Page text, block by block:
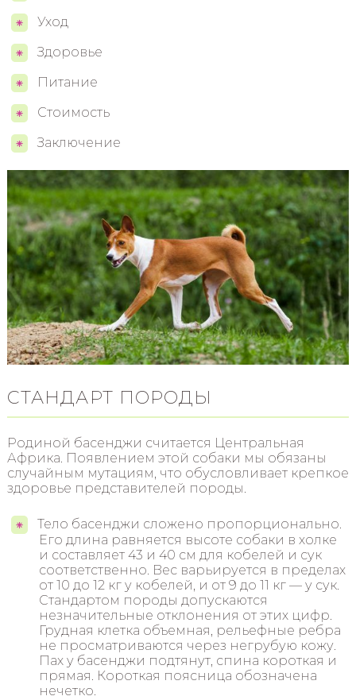
Уход
Здоровье
Питание
Стоимость
Заключение
СТАНДАРТ ПОРОДЫ
Родиной басенджи считается Центральная
Африка. Появлением этой собаки мы обязаны
случайным мутациям, что обусловливает крепкое
здоровье представителей породы.
Тело басенджи сложено пропорционально.
Его длина равняется высоте собаки в холке
и составляет 43 и 40 см для кобелей и сук
соответственно. Вес варьируется в пределах
от 10 до 12 кг у кобелей, и от 9 до 11 кг — у сук.
Стандартом породы допускаются
незначительные отклонения от этих цифр.
Грудная клетка объемная, рельефные ребра
не просматриваются через негрубую кожу.
Пах у басенджи подтянут, спина короткая и
прямая. Короткая поясница обозначена
нечетко.